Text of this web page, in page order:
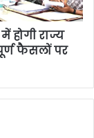
होगी राज्य
फैसलों पर